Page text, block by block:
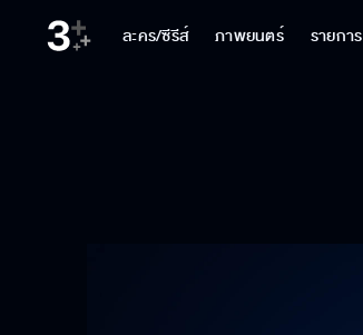
ละคร/ซีรีส์ ภาพยนตร์ รายการ